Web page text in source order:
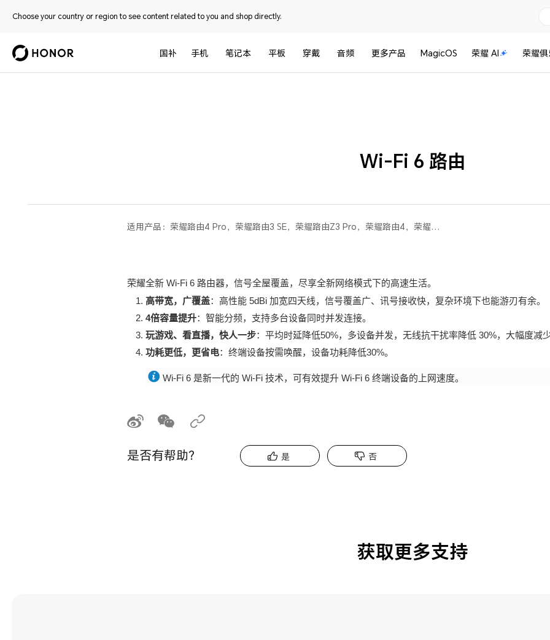
Choose your country or region to see content related to you and shop directly.
国补 手机 笔记本 平板 穿戴 音频 更多产品 MagicOS 荣耀 AI 荣耀
Wi-Fi 6 路由
适用产品： 荣耀路由4 Pro，荣耀路由3 SE，荣耀路由Z3 Pro，荣耀路由4，荣耀路由X4 Pro
荣耀全新 Wi-Fi 6 路由器，信号全屋覆盖，尽享全新网络模式下的高速生活。
高带宽，广覆盖：高性能 5dBi 加宽四天线，信号覆盖广、讯号接收快，复杂环境下也能游刃有余。
4倍容量提升：智能分频，支持多台设备同时并发连接。
玩游戏、看直播，快人一步：平均时延降低50%，多设备并发，无线抗干扰率降低 30%，大幅度减
功耗更低，更省电：终端设备按需唤醒，设备功耗降低30%。
Wi-Fi 6 是新一代的 Wi-Fi 技术，可有效提升 Wi-Fi 6 终端设备的上网速度。
是否有帮助？ 是 否
获取更多支持